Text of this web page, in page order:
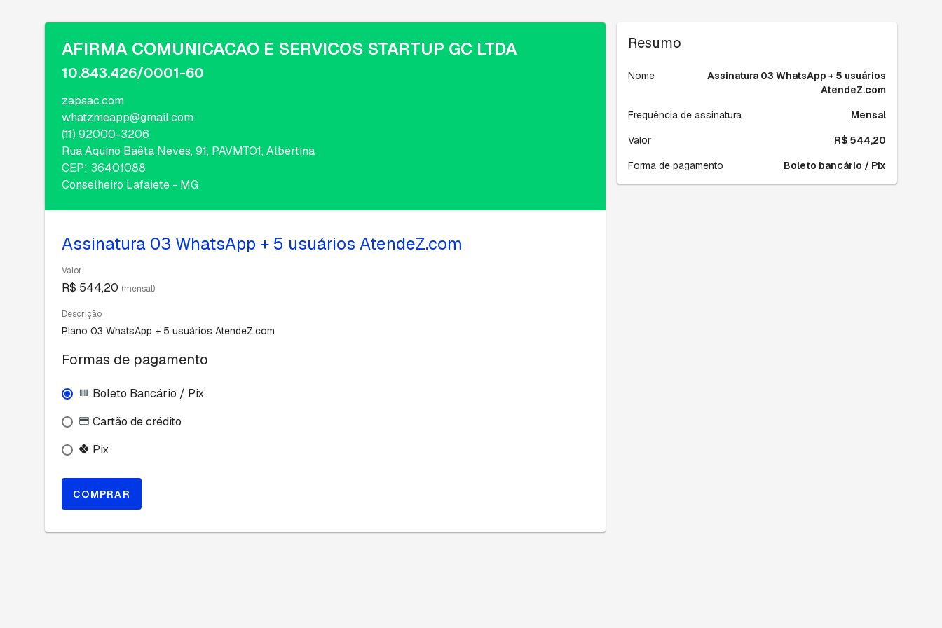
AFIRMA COMUNICACAO E SERVICOS STARTUP GC LTDA
10.843.426/0001-60
zapsac.com
whatzmeapp@gmail.com
(11) 92000-3206
Rua Aquino Baêta Neves, 91, PAVMTO1, Albertina
CEP: 36401088
Conselheiro Lafaiete - MG
Assinatura 03 WhatsApp + 5 usuários AtendeZ.com
Valor
R$ 544,20 (mensal)
Descrição
Plano 03 WhatsApp + 5 usuários AtendeZ.com
Formas de pagamento
Boleto Bancário / Pix
Cartão de crédito
Pix
COMPRAR
Resumo
Nome
Assinatura 03 WhatsApp + 5 usuários
AtendeZ.com
Frequência de assinatura
Mensal
Valor
R$ 544,20
Forma de pagamento
Boleto bancário / Pix